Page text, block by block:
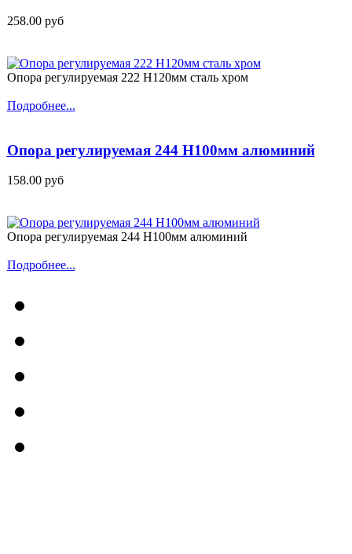
258.00 руб
Опора регулируемая 222 H120мм сталь хром
Подробнее...
Опора регулируемая 244 H100мм алюминий
158.00 руб
Опора регулируемая 244 H100мм алюминий
Подробнее...